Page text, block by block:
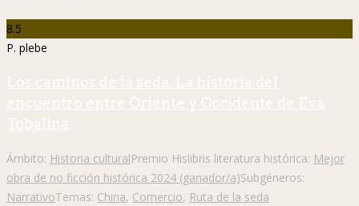
8.5
P. plebe
Los caminos de la seda. La historia del
encuentro entre Oriente y Occidente de Eva
Tobalina
Ámbito: Historia culturalPremio Hislibris literatura histórica: Mejor
obra de no ficción histórica 2024 (ganador/a)Subgéneros:
NarrativoTemas: China, Comercio, Ruta de la seda